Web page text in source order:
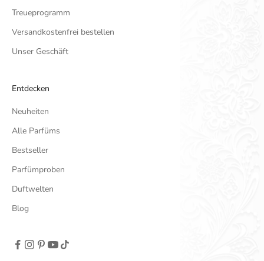
Treueprogramm
Versandkostenfrei bestellen
Unser Geschäft
Entdecken
Neuheiten
Alle Parfüms
Bestseller
Parfümproben
Duftwelten
Blog